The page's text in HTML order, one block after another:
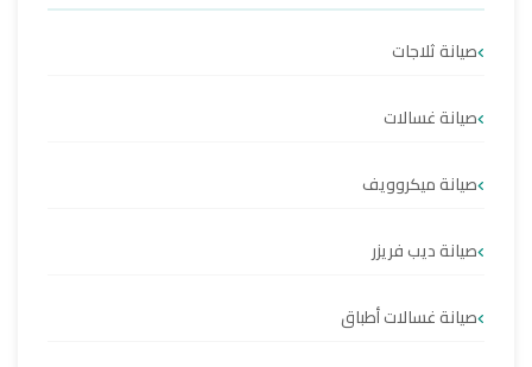
صيانة ثلاجات
صيانة غسالات
صيانة ميكروويف
صيانة ديب فريزر
صيانة غسالات أطباق